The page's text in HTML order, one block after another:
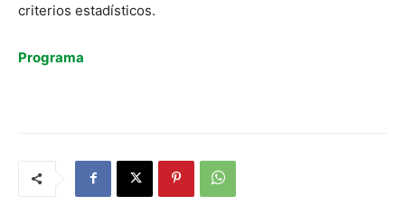
criterios estadísticos.
Programa